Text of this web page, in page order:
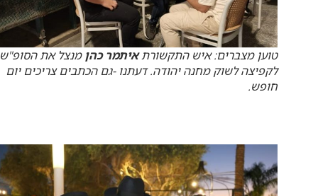
טוען מצברים: איש התקשורתאיתמר כהן מנצל את הסופ"ש
לקפיצה לשוק מחנה יהודה. דעתנו -גם הכתבים צריכים יום
חופש.